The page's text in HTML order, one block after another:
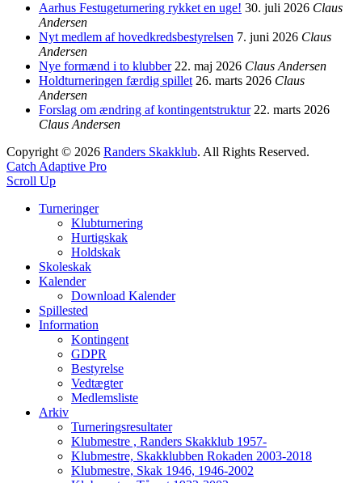
Aarhus Festugeturnering rykket en uge! 30. juli 2026 Claus
Andersen
Nyt medlem af hovedkredsbestyrelsen 7. juni 2026 Claus
Andersen
Nye formænd i to klubber 22. maj 2026 Claus Andersen
Holdturneringen færdig spillet 26. marts 2026 Claus
Andersen
Forslag om ændring af kontingentstruktur 22. marts 2026
Claus Andersen
Copyright © 2026 Randers Skakklub. All Rights Reserved.
Catch Adaptive Pro
Scroll Up
Turneringer
Klubturnering
Hurtigskak
Holdskak
Skoleskak
Kalender
Download Kalender
Spillested
Information
Kontingent
GDPR
Bestyrelse
Vedtægter
Medlemsliste
Arkiv
Turneringsresultater
Klubmestre , Randers Skakklub 1957-
Klubmestre, Skakklubben Rokaden 2003-2018
Klubmestre, Skak 1946, 1946-2002